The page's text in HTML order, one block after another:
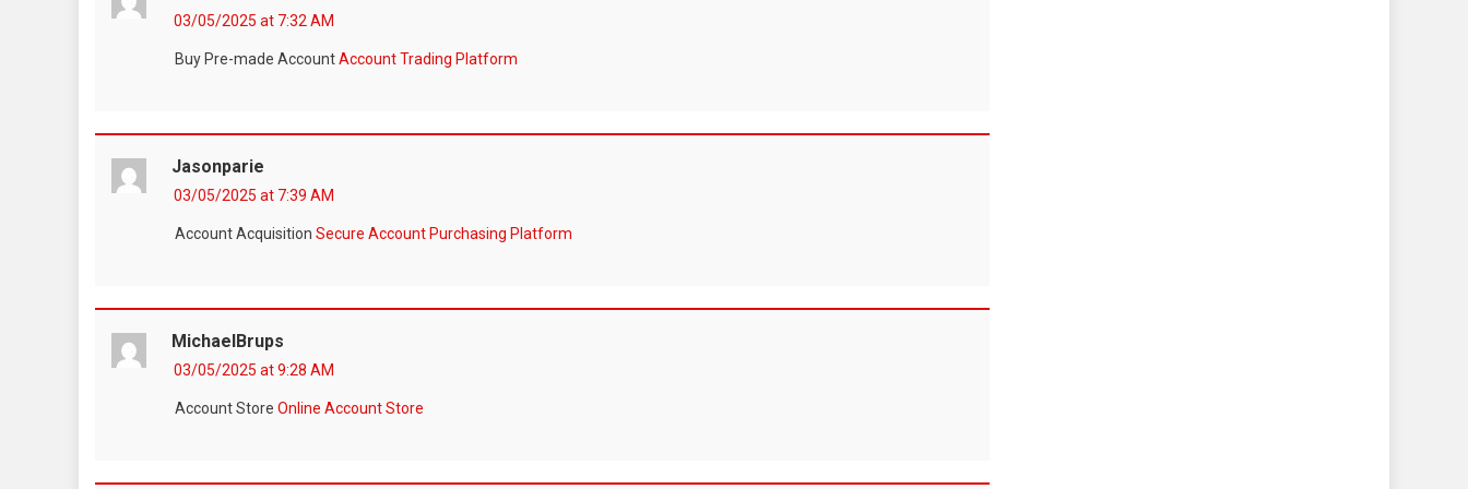
03/05/2025 at 7:32 AM
Buy Pre-made AccountAccount Trading Platform
Jasonparie
03/05/2025 at 7:39 AM
Account Acquisition Secure Account Purchasing Platform
MichaelBrups
03/05/2025 at 9:28 AM
Account Store Online Account Store